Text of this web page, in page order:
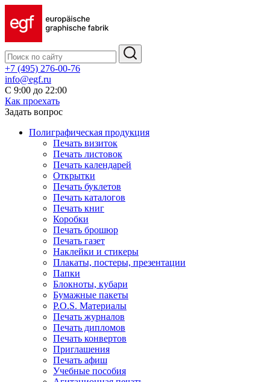
+7 (495) 276-00-76
info@egf.ru
С 9:00 до 22:00
Как проехать
Задать вопрос
Полиграфическая продукция
Печать визиток
Печать листовок
Печать календарей
Открытки
Печать буклетов
Печать каталогов
Печать книг
Коробки
Печать брошюр
Печать газет
Наклейки и стикеры
Плакаты, постеры, презентации
Папки
Блокноты, кубари
Бумажные пакеты
P.O.S. Материалы
Печать журналов
Печать дипломов
Печать конвертов
Приглашения
Печать афиш
Учебные пособия